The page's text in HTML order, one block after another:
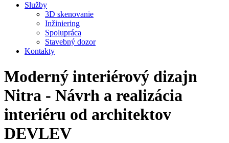
Služby
3D skenovanie
Inžiniering
Spolupráca
Stavebný dozor
Kontakty
Moderný interiérový dizajn
Nitra - Návrh a realizácia
interiéru od architektov
DEVLEV